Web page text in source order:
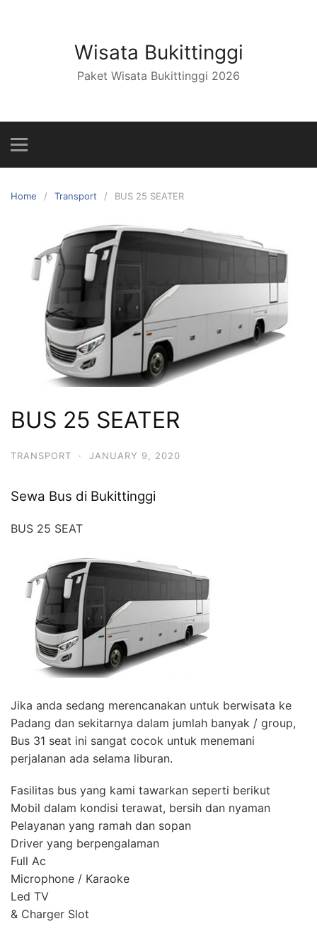
Wisata Bukittinggi
Paket Wisata Bukittinggi 2026
Home Transport BUS 25 SEATER
BUS 25 SEATER
TRANSPORT · JANUARY 9, 2020
Sewa Bus di Bukittinggi
BUS 25 SEAT
Jika anda sedang merencanakan untuk berwisata ke
Padang dan sekitarnya dalam jumlah banyak / group,
Bus 31 seat ini sangat cocok untuk menemani
perjalanan ada selama liburan.
Fasilitas bus yang kami tawarkan seperti berikut
Mobil dalam kondisi terawat, bersih dan nyaman
Pelayanan yang ramah dan sopan
Driver yang berpengalaman
Full Ac
Microphone / Karaoke
Led TV
& Charger Slot